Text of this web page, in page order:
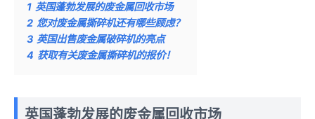
1 英国蓬勃发展的废金属回收市场
2 您对废金属撕碎机还有哪些顾虑？
3 英国出售废金属破碎机的亮点
4 获取有关废金属撕碎机的报价！
英国蓬勃发展的废金属回收市场